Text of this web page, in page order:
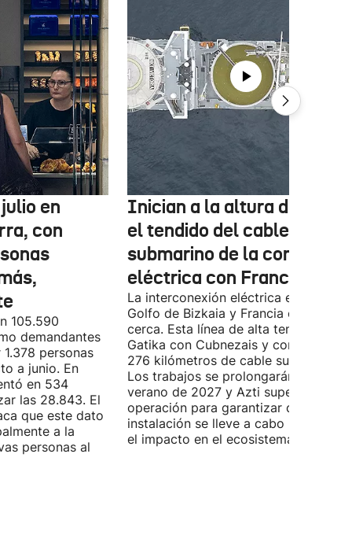
en
con
105.590
demandantes
personas
a junio. En
en 534
las 28.843. El
que este dato
a la
personas al
Inician a la altura de
el tendido del cable
submarino de la conexión
eléctrica con Francia
La interconexión eléctrica entre el
Golfo de Bizkaia y Francia está más
cerca. Esta línea de alta tensión unirá
Gatika con Cubnezais y contará con
276 kilómetros de cable submarino.
Los trabajos se prolongarán hasta
verano de 2027 y Azti supervisará la
operación para garantizar que la
instalación se lleve a cabo
el impacto en el ecosistema marino.